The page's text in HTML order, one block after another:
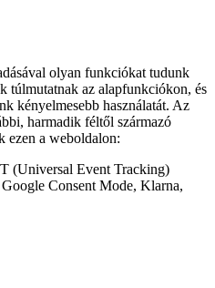
olyan funkciókat tudunk
túlmutatnak az alapfunkciókon, és
kényelmesebb használatát. Az
harmadik féltől származó
ezen a weboldalon:
(Universal Event Tracking)
Consent Mode, Klarna,